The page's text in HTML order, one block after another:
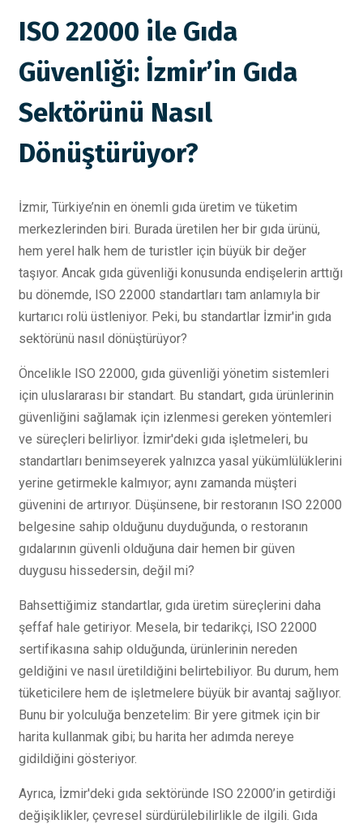
ISO 22000 ile Gıda
Güvenliği: İzmir’in Gıda
Sektörünü Nasıl
Dönüştürüyor?
İzmir, Türkiye’nin en önemli gıda üretim ve tüketim
merkezlerinden biri. Burada üretilen her bir gıda ürünü,
hem yerel halk hem de turistler için büyük bir değer
taşıyor. Ancak gıda güvenliği konusunda endişelerin arttığı
bu dönemde, ISO 22000 standartları tam anlamıyla bir
kurtarıcı rolü üstleniyor. Peki, bu standartlar İzmir'in gıda
sektörünü nasıl dönüştürüyor?
Öncelikle ISO 22000, gıda güvenliği yönetim sistemleri
için uluslararası bir standart. Bu standart, gıda ürünlerinin
güvenliğini sağlamak için izlenmesi gereken yöntemleri
ve süreçleri belirliyor. İzmir'deki gıda işletmeleri, bu
standartları benimseyerek yalnızca yasal yükümlülüklerini
yerine getirmekle kalmıyor; aynı zamanda müşteri
güvenini de artırıyor. Düşünsene, bir restoranın ISO 22000
belgesine sahip olduğunu duyduğunda, o restoranın
gıdalarının güvenli olduğuna dair hemen bir güven
duygusu hissedersin, değil mi?
Bahsettiğimiz standartlar, gıda üretim süreçlerini daha
şeffaf hale getiriyor. Mesela, bir tedarikçi, ISO 22000
sertifikasına sahip olduğunda, ürünlerinin nereden
geldiğini ve nasıl üretildiğini belirtebiliyor. Bu durum, hem
tüketicilere hem de işletmelere büyük bir avantaj sağlıyor.
Bunu bir yolculuğa benzetelim: Bir yere gitmek için bir
harita kullanmak gibi; bu harita her adımda nereye
gidildiğini gösteriyor.
Ayrıca, İzmir'deki gıda sektöründe ISO 22000’in getirdiği
değişiklikler, çevresel sürdürülebilirlikle de ilgili. Gıda